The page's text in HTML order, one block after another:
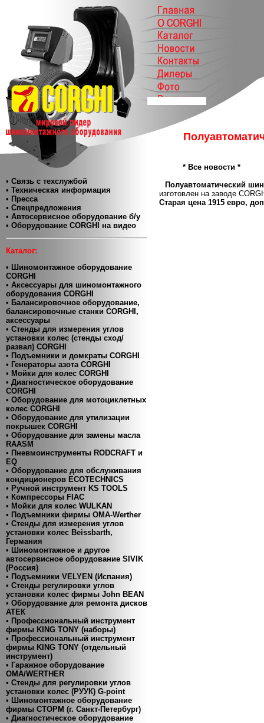
• Связь с техслужбой
• Техническая информация
• Пресса
• Спецпредложения
• Автосервисное оборудование б/у
• Оборудование CORGHI на видео
Каталог:
• Шиномонтажное оборудование
CORGHI
• Аксессуары для шиномонтажного
оборудования CORGHI
• Балансировочное оборудование,
балансировочные станки CORGHI,
аксессуары
• Стенды для измерения углов
установки колес (стенды сход/
развал) CORGHI
• Подъемники и домкраты CORGHI
• Генераторы азота CORGHI
• Мойки для колес CORGHI
• Диагностическое оборудование
CORGHI
• Оборудование для мотоциклетных
колес CORGHI
• Оборудование для утилизации
покрышек CORGHI
• Оборудование для замены масла
RAASM
• Пневмоинструменты RODCRAFT и
EQ
• Оборудование для обслуживания
кондиционеров ECOTECHNICS
• Ручной инструмент KS TOOLS
• Компресcоры FIAC
• Мойки для колес WULKAN
• Подъемники фирмы OMA-Werther
• Стенды для измерения углов
установки колес Beissbarth,
Германия
• Шиномонтажное и другое
автосервисное оборудование SIVIK
(Россия)
• Подъемники VELYEN (Испания)
• Cтенды регулировки углов
установки колес фирмы John BEAN
• Оборудование для ремонта дисков
АТЕК
• Профессиональный инструмент
фирмы KING TONY (наборы)
• Профессиональный инструмент
фирмы KING TONY (отдельный
инструмент)
• Гаражное оборудование
ОМА/WERTHER
• Стенды для регулировки углов
установки колес (РУУК) G-point
• Шиномонтажное оборудование
фирмы СТОРМ (г. Санкт-Петербург)
• Диагностическое оборудование
* Все новости *
Полуавтоматический
изготовлен на заводе
Старая цена 1915 евро,